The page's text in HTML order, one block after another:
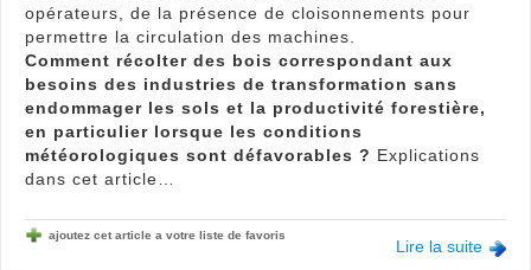
opérateurs, de la présence de cloisonnements pour
permettre la circulation des machines.
Comment récolter des bois correspondant aux
besoins des industries de transformation sans
endommager les sols et la productivité forestière,
en particulier lorsque les conditions
météorologiques sont défavorables ? Explications
dans cet article…
Lire la suite
ajoutez cet article a votre liste de favoris